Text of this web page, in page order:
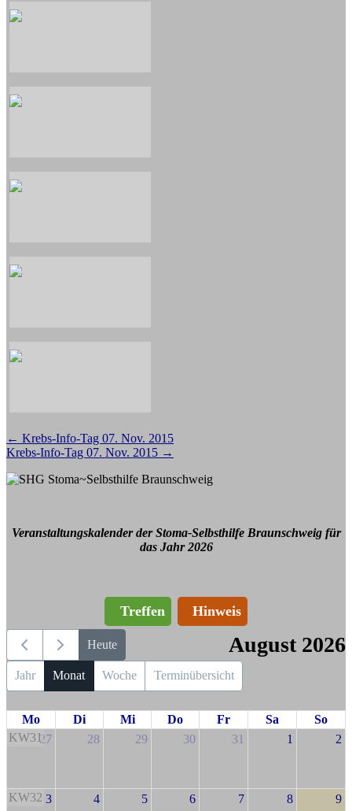
Beitragsnavigation
← Krebs-Info-Tag 07. Nov. 2015
Krebs-Info-Tag 07. Nov. 2015 →
Veranstaltungskalender der Stoma-Selbsthilfe Braunschweig für
das Jahr 2026
Treffen Hinweis
Heute August 2026
Jahr Monat Woche Terminübersicht
Mo Di Mi Do Fr Sa
So
KW3127 28 29 30 31 1 2
KW32 3 4 5 6 7 8 9